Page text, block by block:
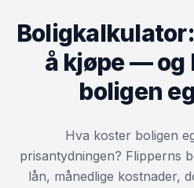
å kjøpe — og
boligen
Hva koster boligen
prisantydningen? Flipperns
lån, månedlige kostnader,